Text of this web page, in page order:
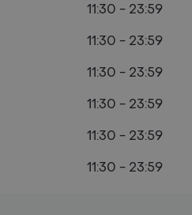
11:30 - 23:59
11:30 - 23:59
11:30 - 23:59
11:30 - 23:59
11:30 - 23:59
11:30 - 23:59